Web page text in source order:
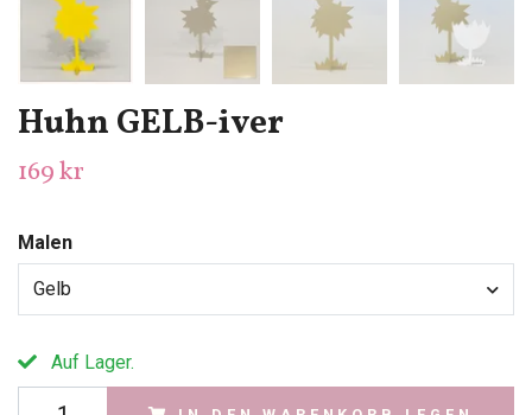
Huhn GELB-iver
169 kr
Malen
Gelb
Auf Lager.